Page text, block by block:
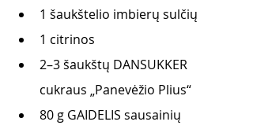
1 šaukštelio imbierų sulčių
1 citrinos
2–3 šaukštų DANSUKKER
cukraus „Panevėžio Plius“
80 g GAIDELIS sausainių